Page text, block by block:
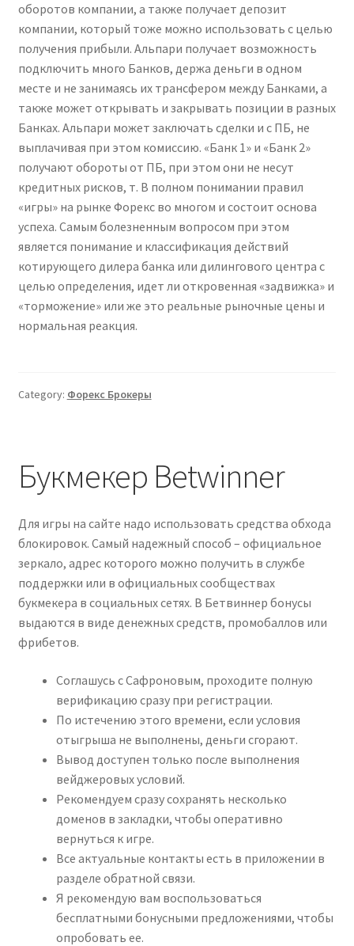
оборотов компании, а также получает депозит
компании, который тоже можно использовать с целью
получения прибыли. Альпари получает возможность
подключить много Банков, держа деньги в одном
месте и не занимаясь их трансфером между Банками, а
также может открывать и закрывать позиции в разных
Банках. Альпари может заключать сделки и с ПБ, не
выплачивая при этом комиссию. «Банк 1» и «Банк 2»
получают обороты от ПБ, при этом они не несут
кредитных рисков, т. В полном понимании правил
«игры» на рынке Форекс во многом и состоит основа
успеха. Самым болезненным вопросом при этом
является понимание и классификация действий
котирующего дилера банка или дилингового центра с
целью определения, идет ли откровенная «задвижка» и
«торможение» или же это реальные рыночные цены и
нормальная реакция.
Category: Форекс Брокеры
Букмекер Betwinner
Для игры на сайте надо использовать средства обхода
блокировок. Самый надежный способ – официальное
зеркало, адрес которого можно получить в службе
поддержки или в официальных сообществах
букмекера в социальных сетях. В Бетвиннер бонусы
выдаются в виде денежных средств, промобаллов или
фрибетов.
Соглашусь с Сафроновым, проходите полную
верификацию сразу при регистрации.
По истечению этого времени, если условия
отыгрыша не выполнены, деньги сгорают.
Вывод доступен только после выполнения
вейджеровых условий.
Рекомендуем сразу сохранять несколько
доменов в закладки, чтобы оперативно
вернуться к игре.
Все актуальные контакты есть в приложении в
разделе обратной связи.
Я рекомендую вам воспользоваться
бесплатными бонусными предложениями, чтобы
опробовать ее.